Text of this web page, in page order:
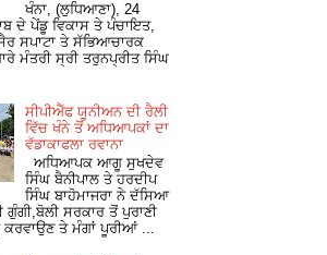
ਖੰਨਾ, (ਲੁਧਿਆਣਾ), 24
ਦੇ ਪੇਂਡੂ ਵਿਕਾਸ ਤੇ ਪੰਚਾਇਤ,
ਸਪਾਟਾ ਤੇ ਸੱਭਿਆਚਾਰਕ
ਮੰਤਰੀ ਸ੍ਰੀ ਤਰੁਨਪ੍ਰੀਤ ਸਿੰਘ
ਸੀਪੀਐੱਫ ਯੂਨੀਅਨ ਦੀ ਰੈਲੀ
ਵਿੱਚ ਖੰਨੇ ਤੋਂ ਅਧਿਆਪਕਾਂ ਦਾ
ਵੱਡਾਕਾਫਲਾ ਰਵਾਨਾ
ਅਧਿਆਪਕ ਆਗੂ ਸੁਖਦੇਵ
ਸਿੰਘ ਬੈਨੀਪਾਲ ਤੇ ਹਰਦੀਪ
ਸਿੰਘ ਬਾਹੋਮਾਜਰਾ ਨੇ ਦੱਸਿਆ
ਗੁੰਗੀ,ਬੋਲੀ ਸਰਕਾਰ ਤੋਂ ਪੁਰਾਣੀ
ਕਰਵਾਉਣ ਤੇ ਮੰਗਾਂ ਪੂਰੀਆਂ ...